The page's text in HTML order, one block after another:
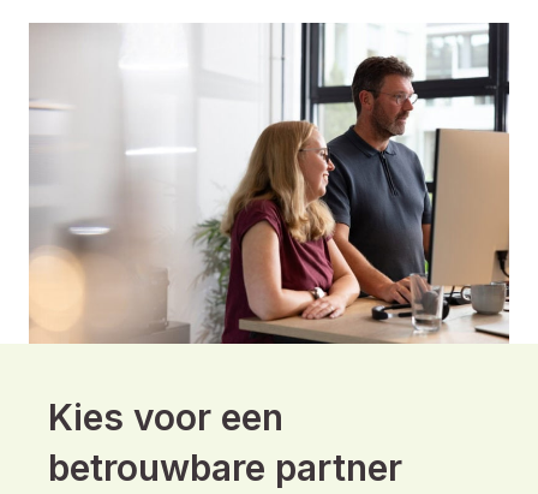
Kies voor een
betrouwbare partner